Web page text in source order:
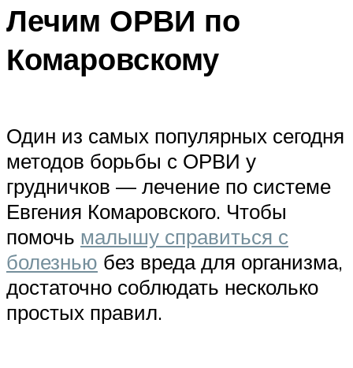
Лечим ОРВИ по
Комаровскому
Один из самых популярных сегодня
методов борьбы с ОРВИ у
грудничков — лечение по системе
Евгения Комаровского. Чтобы
помочь малышу справиться с
болезнью без вреда для организма,
достаточно соблюдать несколько
простых правил.